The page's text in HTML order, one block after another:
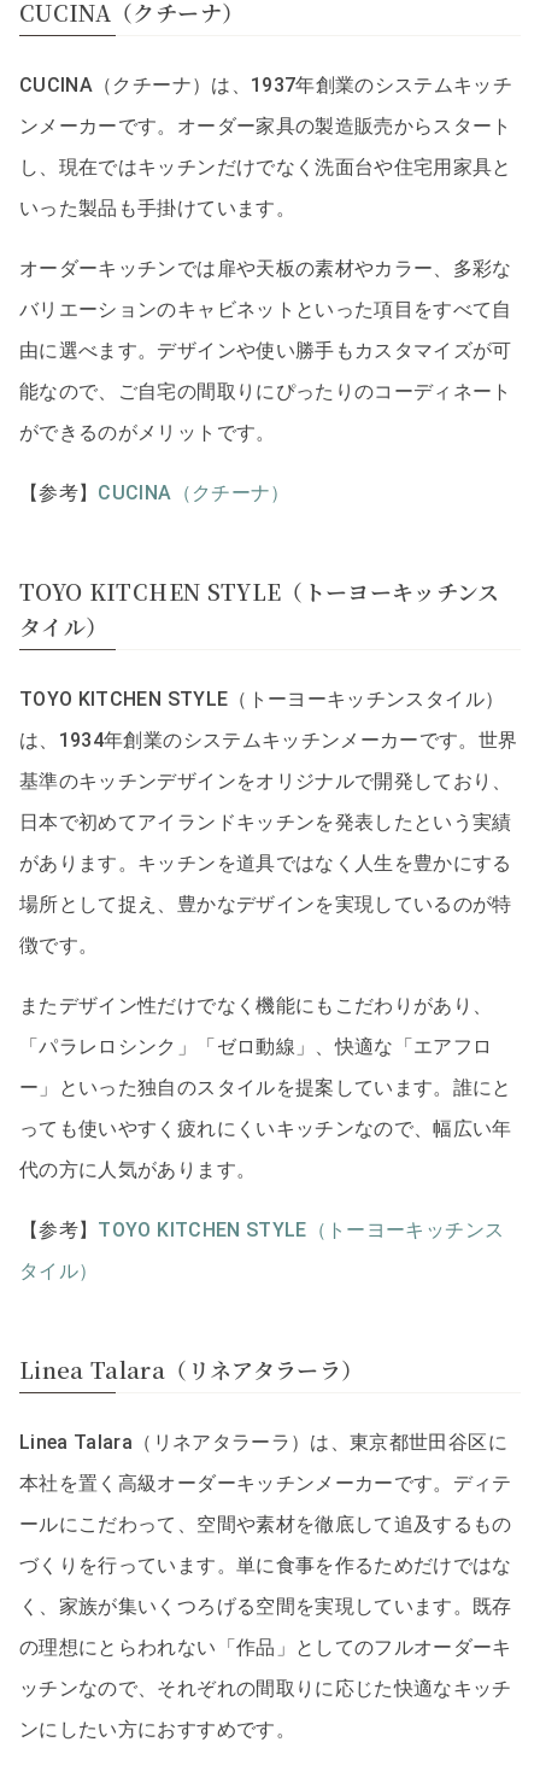
CUCINA（クチーナ）
CUCINA（クチーナ）は、1937年創業のシステムキッチ
ンメーカーです。オーダー家具の製造販売からスタート
し、現在ではキッチンだけでなく洗面台や住宅用家具と
いった製品も手掛けています。
オーダーキッチンでは扉や天板の素材やカラー、多彩な
バリエーションのキャビネットといった項目をすべて自
由に選べます。デザインや使い勝手もカスタマイズが可
能なので、ご自宅の間取りにぴったりのコーディネート
ができるのがメリットです。
【参考】 CUCINA（クチーナ）
TOYO KITCHEN STYLE（トーヨーキッチンス
タイル）
TOYO KITCHEN STYLE（トーヨーキッチンスタイル）
は、1934年創業のシステムキッチンメーカーです。世界
基準のキッチンデザインをオリジナルで開発しており、
日本で初めてアイランドキッチンを発表したという実績
があります。キッチンを道具ではなく人生を豊かにする
場所として捉え、豊かなデザインを実現しているのが特
徴です。
またデザイン性だけでなく機能にもこだわりがあり、
「パラレロシンク」「ゼロ動線」、快適な「エアフロ
ー」といった独自のスタイルを提案しています。誰にと
っても使いやすく疲れにくいキッチンなので、幅広い年
代の方に人気があります。
【参考】 TOYO KITCHEN STYLE（トーヨーキッチンス
タイル）
Linea Talara（リネアタラーラ）
Linea Talara（リネアタラーラ）は、東京都世田谷区に
本社を置く高級オーダーキッチンメーカーです。ディテ
ールにこだわって、空間や素材を徹底して追及するもの
づくりを行っています。単に食事を作るためだけではな
く、家族が集いくつろげる空間を実現しています。既存
の理想にとらわれない「作品」としてのフルオーダーキ
ッチンなので、それぞれの間取りに応じた快適なキッチ
ンにしたい方におすすめです。